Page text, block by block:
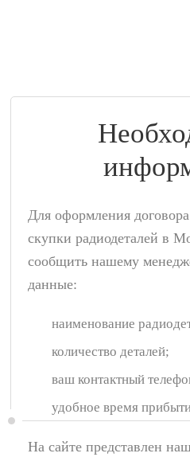
Для оформления
скупки радиодеталей в
сообщить нашему
данные:
наименование
количество деталей;
ваш контактный
удобное время
На сайте представлен